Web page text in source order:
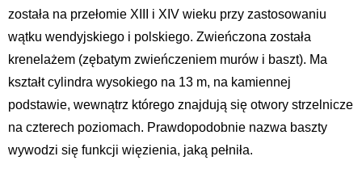
została na przełomie XIII i XIV wieku przy zastosowaniu
wątku wendyjskiego i polskiego. Zwieńczona została
krenelażem (zębatym zwieńczeniem murów i baszt). Ma
kształt cylindra wysokiego na 13 m, na kamiennej
podstawie, wewnątrz którego znajdują się otwory strzelnicze
na czterech poziomach. Prawdopodobnie nazwa baszty
wywodzi się funkcji więzienia, jaką pełniła.